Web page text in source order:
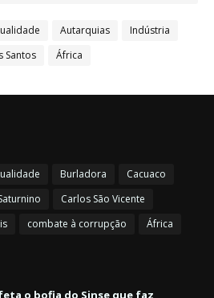
Autarquias
Indústria
Santos África
Burladora
Cacuaco
Carlos São Vicente
combate à corrupção África
o bofia do Sinse que faz